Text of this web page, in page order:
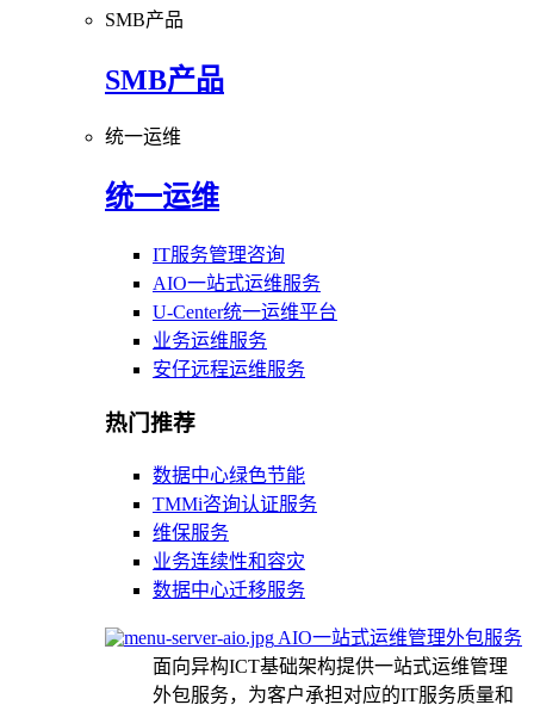
SMB产品
SMB产品
统一运维
统一运维
IT服务管理咨询
AIO一站式运维服务
U-Center统一运维平台
业务运维服务
安仔远程运维服务
热门推荐
数据中心绿色节能
TMMi咨询认证服务
维保服务
业务连续性和容灾
数据中心迁移服务
AIO一站式运维管理外包服务
面向异构ICT基础架构提供一站式运维管理
外包服务，为客户承担对应的IT服务质量和